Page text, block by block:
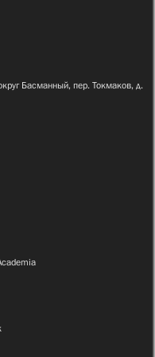
Басманный, пер. Токмаков, д.